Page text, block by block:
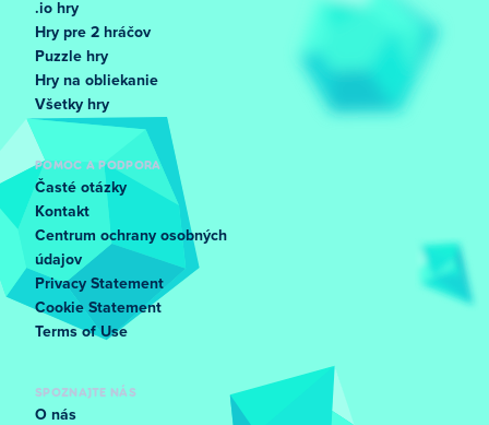
.io hry
Hry pre 2 hráčov
Puzzle hry
Hry na obliekanie
Všetky hry
POMOC A PODPORA
Časté otázky
Kontakt
Centrum ochrany osobných
údajov
Privacy Statement
Cookie Statement
Terms of Use
SPOZNAJTE NÁS
O nás